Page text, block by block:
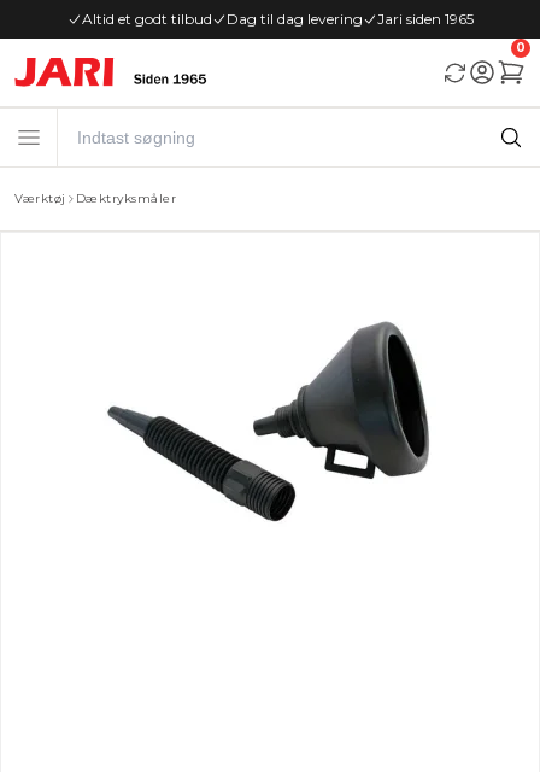
Altid et godt tilbud Dag til dag levering Jari siden 1965
0
Værktøj Dæktryksmåler